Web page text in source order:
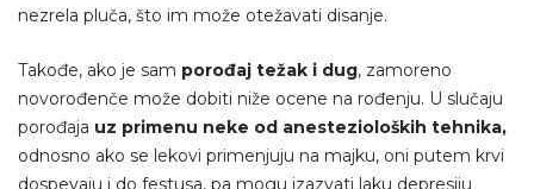
nezrela pluča, što im može otežavati disanje.
Takođe, ako je sam porođaj težak i dug, zamoreno
novorođenče može dobiti niže ocene na rođenju. U slučaju
porođaja uz primenu neke od anestezioloških tehnika,
odnosno ako se lekovi primenjuju na majku, oni putem krvi
dospevaju i do festusa, pa mogu izazvati laku depresiju